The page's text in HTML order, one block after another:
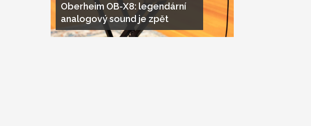
Oberheim OB-X8: legendární
analogový sound je zpět